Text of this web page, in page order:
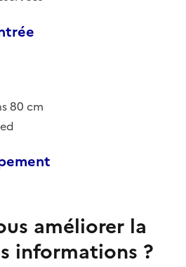
80 cm
améliorer la
informations ?